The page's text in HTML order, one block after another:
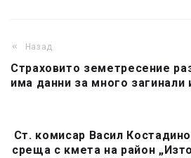
Назад
Страховито земетресение
има данни за много
Ст. комисар Васил
среща с кмета на район